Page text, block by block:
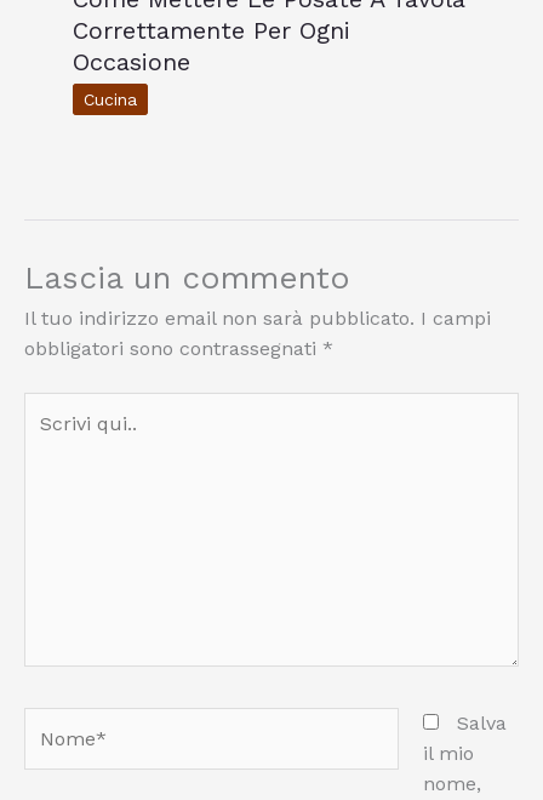
Correttamente Per Ogni
Occasione
Cucina
Lascia un commento
Il tuo indirizzo email non sarà pubblicato. I campi
obbligatori sono contrassegnati *
qui..
Salva
il mio
nome,